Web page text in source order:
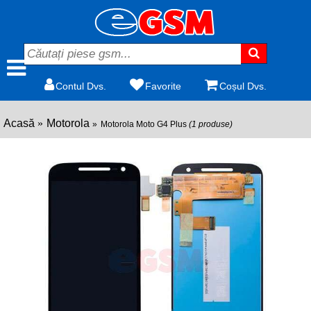
Contul Dvs. Favorite Coșul Dvs.
Acasă Motorola Motorola Moto G4 Plus (1 produse)